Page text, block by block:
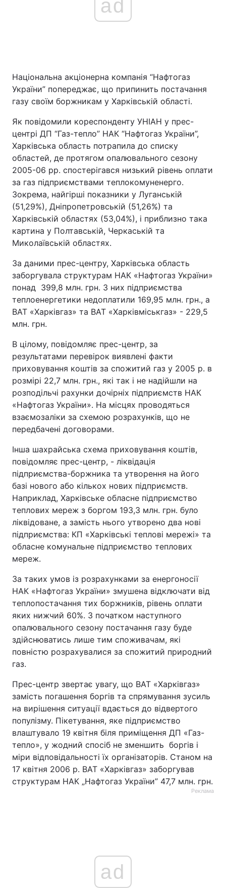
ad
Національна акціонерна компанія “Нафтогаз
України” попереджає, що припинить постачання
газу своїм боржникам у Харківській області.
Як повідомили кореспонденту УНІАН у прес-
центрі ДП “Газ-тепло” НАК “Нафтогаз України”,
Харківська область потрапила до списку
областей, де протягом опалювального сезону
2005-06 рр. спостерігався низький рівень оплати
за газ підприємствами теплокомуненерго.
Зокрема, найгірші показники у Луганській
(51,29%), Дніпропетровській (51,26%) та
Харківській областях (53,04%), і приблизно така
картина у Полтавській, Черкаській та
Миколаївській областях.
За даними прес-центру, Харківська область
заборгувала структурам НАК «Нафтогаз України»
понад 399,8 млн. грн. З них підприємства
теплоенергетики недоплатили 169,95 млн. грн., а
ВАТ «Харківгаз» та ВАТ «Харківміськгаз» - 229,5
млн. грн.
В цілому, повідомляє прес-центр, за
результатами перевірок виявлені факти
приховування коштів за спожитий газ у 2005 р. в
розмірі 22,7 млн. грн., які так і не надійшли на
розподільчі рахунки дочірніх підприємств НАК
«Нафтогаз України». На місцях проводяться
взаємозаліки за схемою розрахунків, що не
передбачені договорами.
Інша шахрайська схема приховування коштів,
повідомляє прес-центр, - ліквідація
підприємства-боржника та утворення на його
базі нового або кількох нових підприємств.
Наприклад, Харківське обласне підприємство
теплових мереж з боргом 193,3 млн. грн. було
ліквідоване, а замість нього утворено два нові
підприємства: КП «Харківські теплові мережі» та
обласне комунальне підприємство теплових
мереж.
За таких умов із розрахунками за енергоносії
НАК «Нафтогаз України» змушена відключати від
теплопостачання тих боржників, рівень оплати
яких нижчий 60%. З початком наступного
опалювального сезону постачання газу буде
здійснюватись лише тим споживачам, які
повністю розрахувалися за спожитий природний
газ.
Прес-центр звертає увагу, що ВАТ «Харківгаз»
замість погашення боргів та спрямування зусиль
на вирішення ситуації вдається до відвертого
популізму. Пікетування, яке підприємство
влаштувало 19 квітня біля приміщення ДП «Газ-
тепло», у жодний спосіб не зменшить боргів і
міри відповідальності їх організаторів. Станом на
17 квітня 2006 р. ВАТ «Харківгаз» заборгував
структурам НАК „Нафтогаз України” 47,7 млн. грн.
Реклама
ad